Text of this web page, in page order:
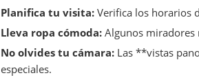
Planifica tu visita: Verifica los horarios
Lleva ropa cómoda: Algunos miradores
No olvides tu cámara: Las **vistas
especiales.